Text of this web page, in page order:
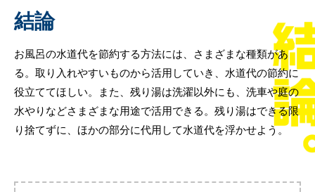
結論
お風呂の水道代を節約する方法には、さまざまな種類があ
る。取り入れやすいものから活用していき、水道代の節約に
役立ててほしい。また、残り湯は洗濯以外にも、洗車や庭の
水やりなどさまざまな用途で活用できる。残り湯はできる限
り捨てずに、ほかの部分に代用して水道代を浮かせよう。